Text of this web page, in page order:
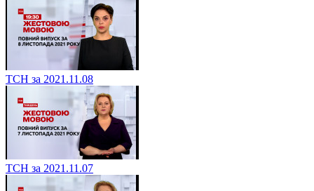
ТСН за 2021.11.08
ТСН за 2021.11.07